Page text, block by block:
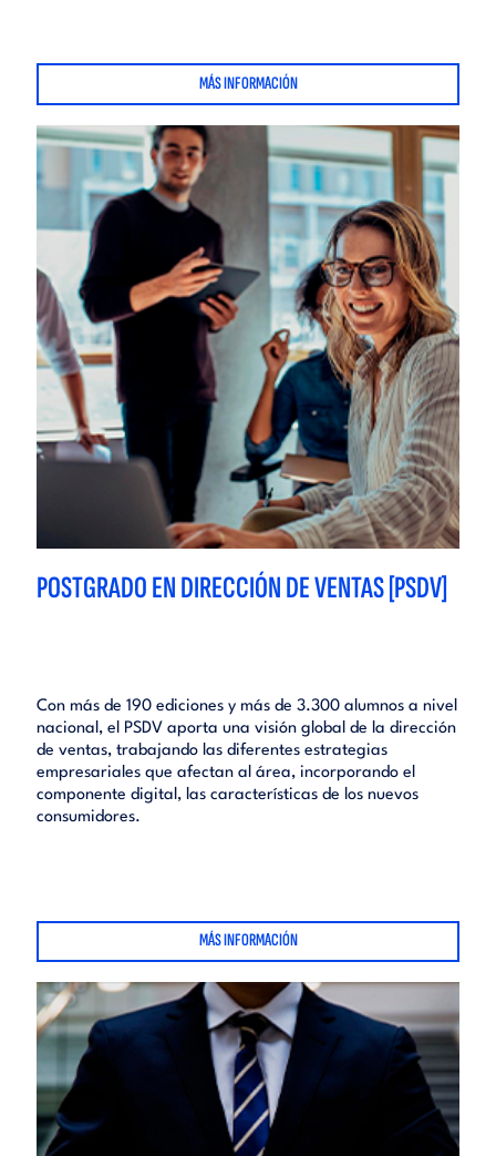
MÁS INFORMACIÓN
POSTGRADO EN DIRECCIÓN DE VENTAS [PSDV]
Con más de 190 ediciones y más de 3.300 alumnos a nivel
nacional, el PSDV aporta una visión global de la dirección
de ventas, trabajando las diferentes estrategias
empresariales que afectan al área, incorporando el
componente digital, las características de los nuevos
consumidores.
MÁS INFORMACIÓN